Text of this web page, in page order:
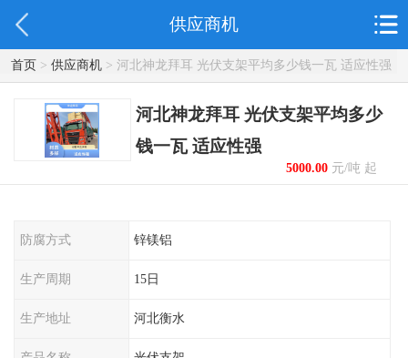
供应商机
首页> 供应商机> 河北神龙拜耳 光伏支架平均多少钱一瓦 适应性强
河北神龙拜耳 光伏支架平均多少
钱一瓦 适应性强
5000.00元/吨 起
防腐方式 锌镁铝
生产周期 15日
生产地址 河北衡水